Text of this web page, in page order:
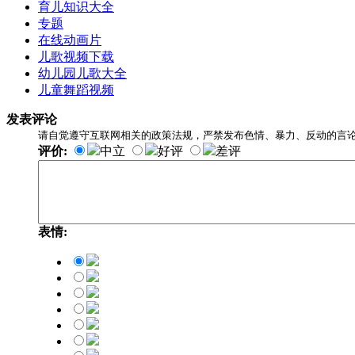
育儿知识大全
专题
在线动画片
儿歌视频下载
幼儿园儿歌大全
儿童舞蹈视频
发表评论
请自觉遵守互联网相关的政策法规，严禁发布色情、暴力、反动的言
评价: 中立 好评 差评
表情: